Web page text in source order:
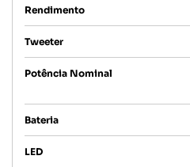
Rendimento
Tweeter
Potência Nominal
Bateria
LED